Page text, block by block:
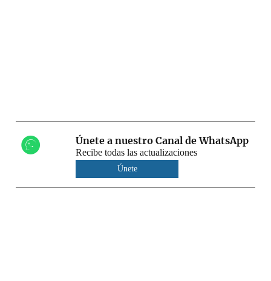
Únete a nuestro Canal de WhatsApp
Recibe todas las actualizaciones
Únete